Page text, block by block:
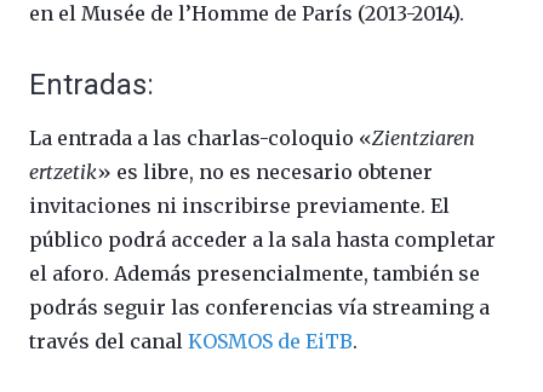
en el Musée de l’Homme de París (2013-2014).
Entradas:
La entrada a las charlas-coloquio «Zientziaren
ertzetik» es libre, no es necesario obtener
invitaciones ni inscribirse previamente. El
público podrá acceder a la sala hasta completar
el aforo. Además presencialmente, también se
podrás seguir las conferencias vía streaming a
través del canal KOSMOS de EiTB.